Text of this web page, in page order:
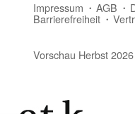
Impressum AGB
Barrierefreiheit
Vorschau Herbst 2026